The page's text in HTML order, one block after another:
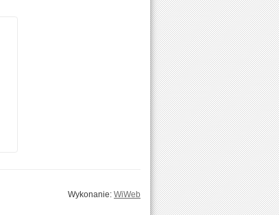
Wykonanie: WiWeb